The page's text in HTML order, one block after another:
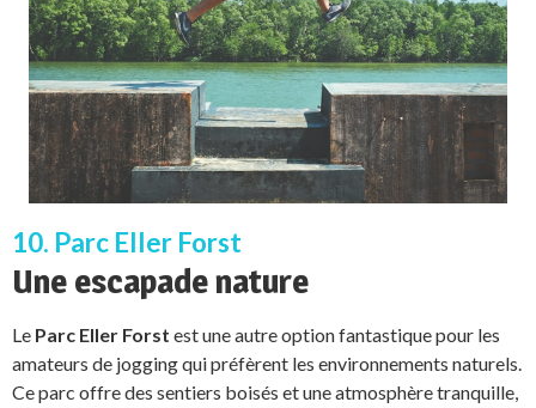
10. Parc Eller Forst
Une escapade nature
Le Parc Eller Forst est une autre option fantastique pour les
amateurs de jogging qui préfèrent les environnements naturels.
Ce parc offre des sentiers boisés et une atmosphère tranquille,